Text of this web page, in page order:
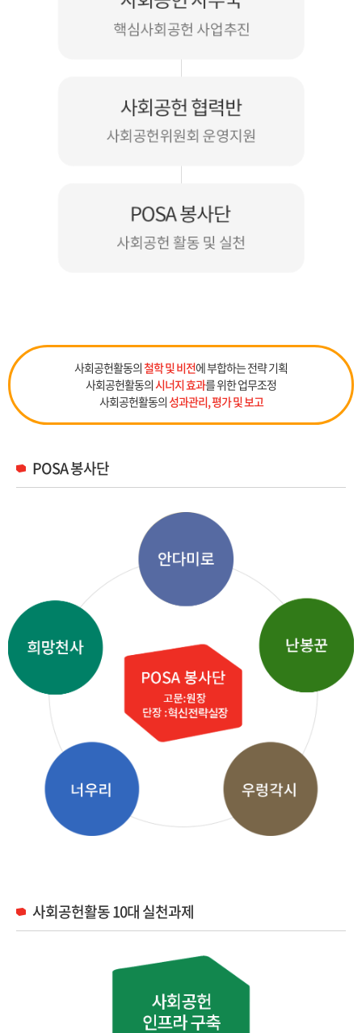
사회공헌활동의철학 및 비전에 부합하는 전략 기획
사회공헌활동의시너지 효과를 위한 업무조정
사회공헌활동의 성과관리, 평가 및 보고
POSA 봉사단
사회공헌활동 10대 실천과제